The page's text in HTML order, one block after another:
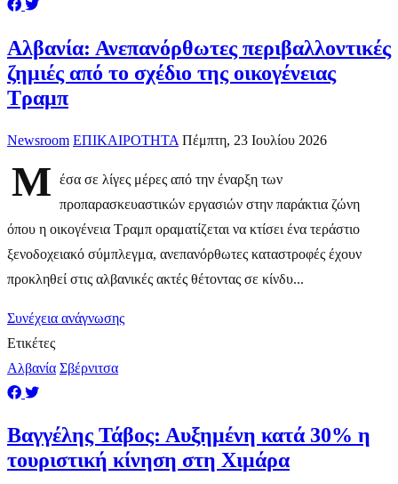
Αλβανία: Ανεπανόρθωτες περιβαλλοντικές
ζημιές από το σχέδιο της οικογένειας
Τραμπ
Newsroom ΕΠΙΚΑΙΡΟΤΗΤΑ Πέμπτη, 23 Ιουλίου 2026
Μ
έσα σε λίγες μέρες από την έναρξη των
προπαρασκευαστικών εργασιών στην παράκτια ζώνη
όπου η οικογένεια Τραμπ οραματίζεται να κτίσει ένα τεράστιο
ξενοδοχειακό σύμπλεγμα, ανεπανόρθωτες καταστροφές έχουν
προκληθεί στις αλβανικές ακτές θέτοντας σε κίνδυ...
Συνέχεια ανάγνωσης
Ετικέτες
Αλβανία Σβέρνιτσα
Βαγγέλης Τάβος: Αυξημένη κατά 30% η
τουριστική κίνηση στη Χιμάρα